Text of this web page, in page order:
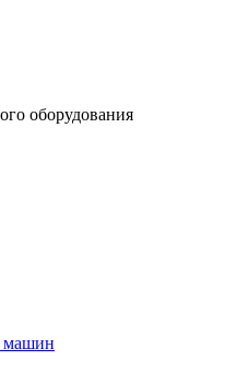
оборудования
машин